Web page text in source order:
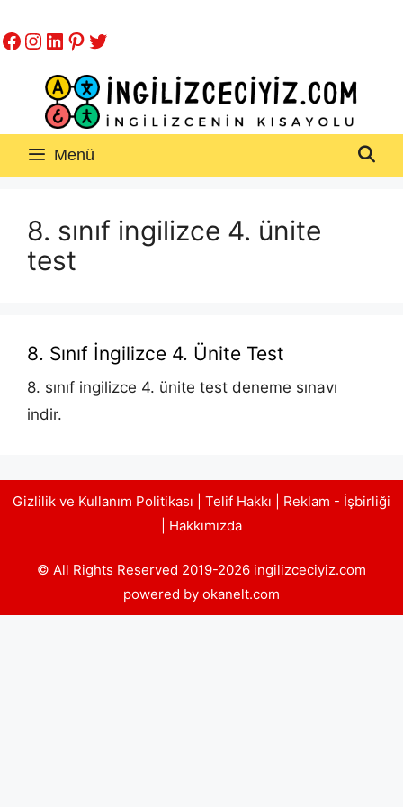
atla
Facebook
Instagram
LinkedIn
Pinterest
Twitter
Menü
8. sınıf ingilizce 4. ünite
test
8. Sınıf İngilizce 4. Ünite Test
8. sınıf ingilizce 4. ünite test deneme sınavı
indir.
Gizlilik ve Kullanım Politikası Telif Hakkı
Reklam - İşbirliği
Hakkımızda
© All Rights Reserved 2019-2026 ingilizceciyiz.com
powered by okanelt.com